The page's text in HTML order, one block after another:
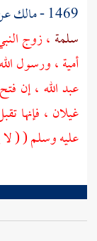
1469 - مالك
سلمة ، زوج
أمية، ورسول
عبد الله ، إن
غيلان ، فإنها
عليه وسلم ( (